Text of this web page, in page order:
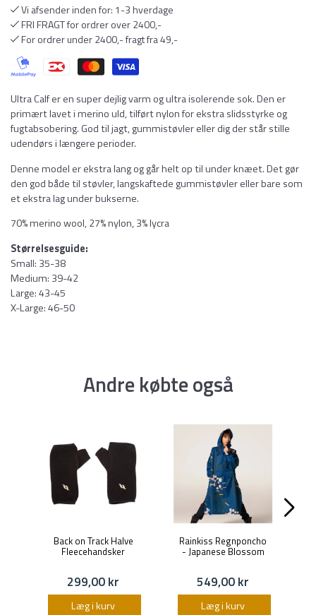
Vi afsender inden for: 1-3 hverdage
FRI FRAGT for ordrer over 2400,-
For ordrer under 2400,- fragt fra 49,-
Ultra Calf er en super dejlig varm og ultra isolerende sok. Den er
primært lavet i merino uld, tilført nylon for ekstra slidsstyrke og
fugtabsobering. God til jagt, gummistøvler eller dig der står stille
udendørs i længere perioder.
Denne model er ekstra lang og går helt op til under knæet. Det gør
den god både til støvler, langskaftede gummistøvler eller bare som
et ekstra lag under bukserne.
70% merino wool, 27% nylon, 3% lycra
Størrelsesguide:
Small: 35-38
Medium: 39-42
Large: 43-45
X-Large: 46-50
Andre købte også
Back on Track Halve
Fleecehandsker
299,00 kr
Læg i kurv
Rainkiss Regnponcho
- Japanese Blossom
549,00 kr
Læg i kurv